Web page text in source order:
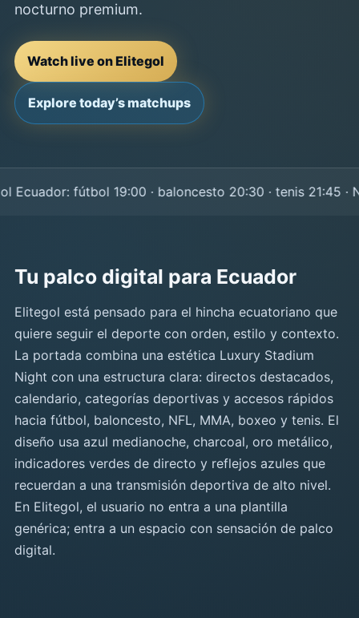
nocturno premium.
Watch live on Elitegol
Explore today’s matchups
fútbol 19:00 · baloncesto 20:30 · tenis 21:45 ·
Tu palco digital para Ecuador
Elitegol está pensado para el hincha ecuatoriano que
quiere seguir el deporte con orden, estilo y contexto.
La portada combina una estética Luxury Stadium
Night con una estructura clara: directos destacados,
calendario, categorías deportivas y accesos rápidos
hacia fútbol, baloncesto, NFL, MMA, boxeo y tenis. El
diseño usa azul medianoche, charcoal, oro metálico,
indicadores verdes de directo y reflejos azules que
recuerdan a una transmisión deportiva de alto nivel.
En Elitegol, el usuario no entra a una plantilla
genérica; entra a un espacio con sensación de palco
digital.